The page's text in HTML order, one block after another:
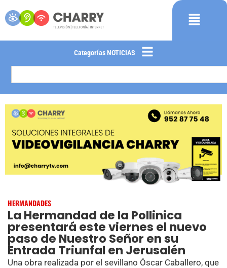
Categorías NOTICIAS
HERMANDADES
La Hermandad de la Pollinica
presentará este viernes el nuevo
paso de Nuestro Señor en su
Entrada Triunfal en Jerusalén
Una obra realizada por el sevillano Óscar Caballero, que